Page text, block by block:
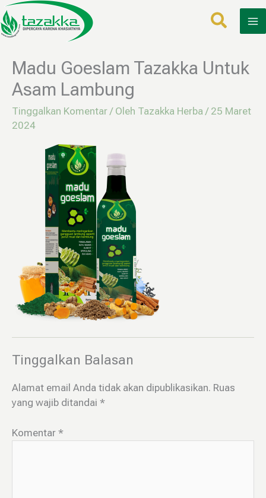
Lewati
ke
konten
Madu Goeslam Tazakka Untuk
Asam Lambung
Tinggalkan Komentar / Oleh Tazakka Herba / 25 Maret
2024
Tinggalkan Balasan
Alamat email Anda tidak akan dipublikasikan. Ruas
yang wajib ditandai *
Komentar *